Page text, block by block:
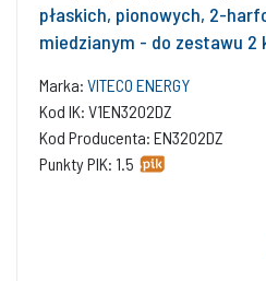
płaskich, pionowych, 2-
miedzianym - do zestawu 2
Marka: VITECO ENERGY
Kod IK: V1EN3202DZ
Kod Producenta: EN3202DZ
Punkty PIK: 1.5